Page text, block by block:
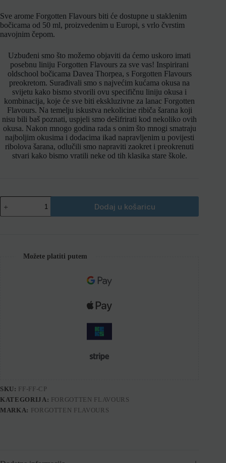
Sve arome Forgotten Flavours biti će dostupne u staklenim
bočicama od 50 ml, proizvedenim u Europi, s vrlo čvrstim
navojnim čepom.
Uzbuđeni smo što možemo objaviti da ćemo uskoro imati
posebnu liniju Forgotten Flavours za sve vas! Inspirirani
oldschool bočicama Davea Thorpea, s Forgotten Flavours
preokretom. Surađivali smo s najvećim kućama okusa na
svijetu kako bismo stvorili ovu specifičnu liniju okusa i
kombinacija, koje će sve biti ekskluzivne za lanac Forgotten
Flavours. Na temelju iskustva nekolicine ribiča šarana koji
nisu bili baš poznati, uspjeli smo dešifrirati kod nekoliko ovih
okusa. Nakon mnogo godina rada s onim što mnogi smatraju
najboljim okusima i dodacima ikad napravljenim u povijesti
ribolova šarana, odlučili smo napraviti zaokret i preokrenuti
stvari kako bismo vratili neke od tih klasika stare škole.
Dodaj u košaricu
Možete platiti putem
SKU: FF-FF-CP
KATEGORIJA: FORGOTTEN FLAVOURS
MARKA: FORGOTTEN FLAVOURS